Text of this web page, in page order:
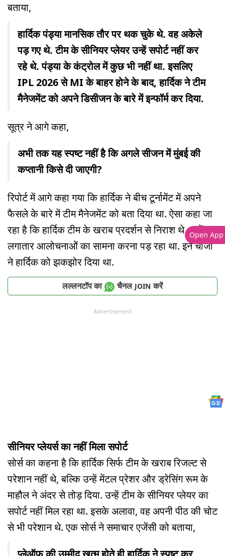
बताया,
हार्दिक पंड्या मानसिक तौर पर थक चुके थे. वह अकेले
पड़ गए थे. टीम के सीनियर प्लेयर उन्हें सपोर्ट नहीं कर
रहे थे. पंड्या के कंट्रोल में कुछ भी नहीं था. इसलिए
IPL 2026 से MI के बाहर होने के बाद, हार्दिक ने टीम
मैनेजमेंट को अपने डिसीजन के बारे में इन्फॉर्म कर दिया.
सूत्र ने आगे कहा,
अभी तक यह स्पष्ट नहीं है कि अगले सीजन में मुंबई की
कप्तानी किसे दी जाएगी?
रिपोर्ट में आगे कहा गया कि हार्दिक ने बीच टूर्नामेंट में अपने
फैसले के बारे में टीम मैनेजमेंट को बता दिया था. ऐसा कहा जा
रहा है कि हार्दिक टीम के खराब प्रदर्शन से निराश थे. उन्हें
लगातार आलोचनाओें का सामना करना पड़ रहा था. इन चीजों
ने हार्दिक को झकझोर दिया था.
लल्लनटॉप का चैनल JOIN करें
Advertisement
सीनियर प्लेयर्स का नहीं मिला सपोर्ट
सोर्स का कहना है कि हार्दिक सिर्फ टीम के खराब रिजल्ट से
परेशान नहीं थे, बल्कि उन्हें मेंटल प्रेशर और ड्रेसिंग रूम के
माहौल ने अंदर से तोड़ दिया. उन्हें टीम के सीनियर प्लेयर का
सपोर्ट नहीं मिल रहा था. इसके अलावा, वह अपनी पीठ की चोट
से भी परेशान थे. एक सोर्स ने समाचार एजेंसी को बताया,
Open App